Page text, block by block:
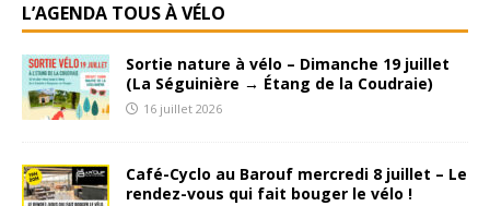
L’AGENDA TOUS À VÉLO
Sortie nature à vélo – Dimanche 19 juillet
(La Séguinière → Étang de la Coudraie)
16 juillet 2026
Café-Cyclo au Barouf mercredi 8 juillet – Le
rendez-vous qui fait bouger le vélo !